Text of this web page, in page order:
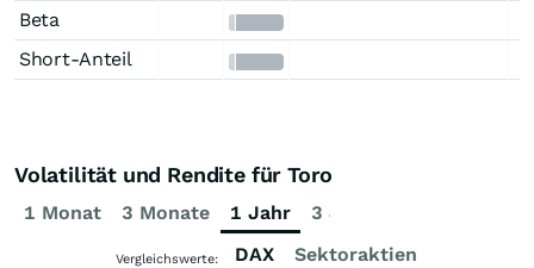
Beta
Short-Anteil
Volatilität und Rendite für Toro
1 Monat 3 Monate 1 Jahr 3 Jahre
Vergleichswerte: DAX Sektoraktien